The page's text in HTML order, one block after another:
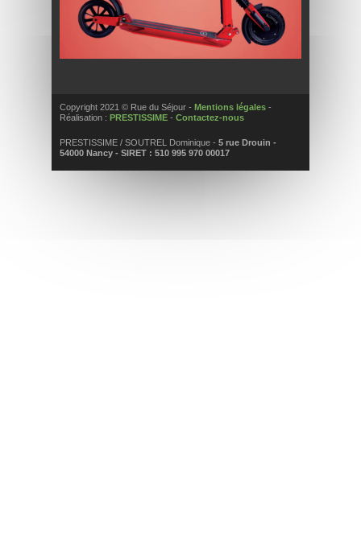
Copyright 2021 © Rue du Séjour - Mentions légales -
Réalisation : PRESTISSIME - Contactez-nous
PRESTISSIME / SOUTREL Dominique - 5 rue Drouin -
54000 Nancy - SIRET : 510 995 970 00017